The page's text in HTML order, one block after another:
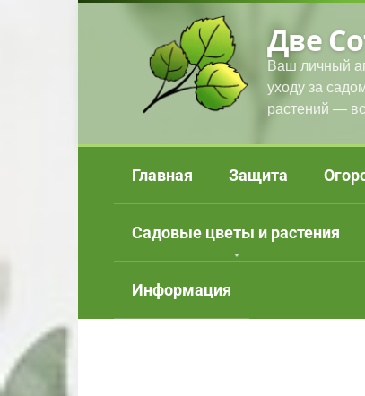
Две
Ваш личный
уходу за
растений —
Главная Защита
Садовые цветы и растения
Информация